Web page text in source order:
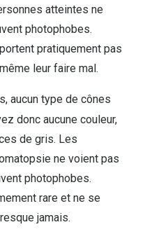
atteintes ne
photophobes.
pratiquement pas
leur faire mal.
aucun type de cônes
donc aucune couleur,
de gris. Les
ne voient pas
photophobes.
rare et ne se
jamais.